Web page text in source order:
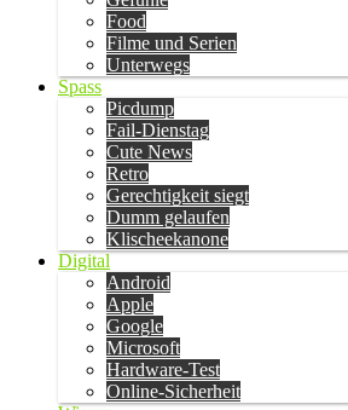
Food
Filme und Serien
Unterwegs
Spass
Picdump
Fail-Dienstag
Cute News
Retro
Gerechtigkeit siegt
Dumm gelaufen
Klischeekanone
Digital
Android
Apple
Google
Microsoft
Hardware-Test
Online-Sicherheit